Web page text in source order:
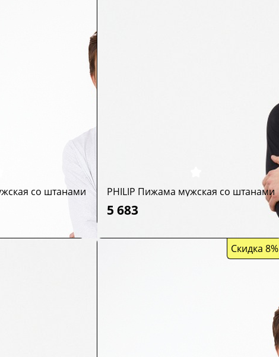
со штанами PHILIP Пижама мужская со штанами
5 683
Скидка 8%